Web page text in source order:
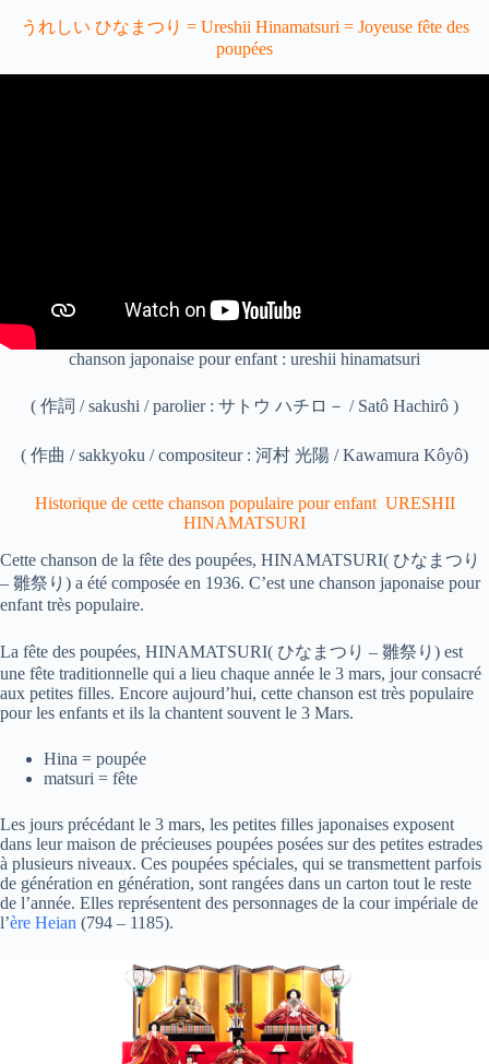
うれしい ひなまつり = Ureshii Hinamatsuri = Joyeuse fête des
poupées
chanson japonaise pour enfant : ureshii hinamatsuri
( 作詞 / sakushi / parolier : サトウ ハチロ－ / Satô Hachirô )
( 作曲 / sakkyoku / compositeur : 河村 光陽 / Kawamura Kôyô)
Historique de cette chanson populaire pour enfant URESHII
HINAMATSURI
Cette chanson de la fête des poupées, HINAMATSURI( ひなまつり
– 雛祭り) a été composée en 1936. C’est une chanson japonaise pour
enfant très populaire.
La fête des poupées, HINAMATSURI( ひなまつり – 雛祭り) est
une fête traditionnelle qui a lieu chaque année le 3 mars, jour consacré
aux petites filles. Encore aujourd’hui, cette chanson est très populaire
pour les enfants et ils la chantent souvent le 3 Mars.
Hina = poupée
matsuri = fête
Les jours précédant le 3 mars, les petites filles japonaises exposent
dans leur maison de précieuses poupées posées sur des petites estrades
à plusieurs niveaux. Ces poupées spéciales, qui se transmettent parfois
de génération en génération, sont rangées dans un carton tout le reste
de l’année. Elles représentent des personnages de la cour impériale de
l’ère Heian (794 – 1185).